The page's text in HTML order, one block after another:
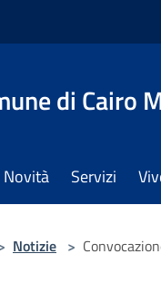
di Cairo
Novità Servizi
Notizie >